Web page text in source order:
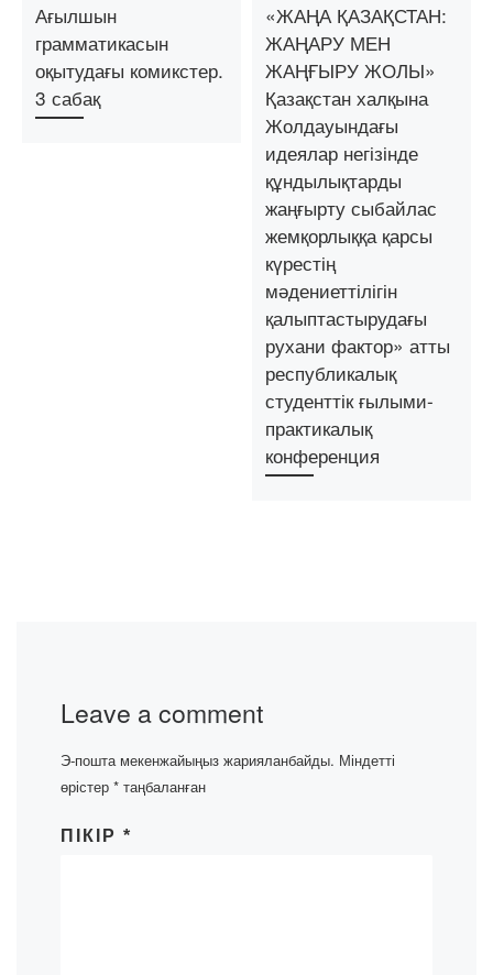
Ағылшын
грамматикасын
оқытудағы комикстер.
3 сабақ
«ЖАҢА ҚАЗАҚСТАН:
ЖАҢАРУ МЕН
ЖАҢҒЫРУ ЖОЛЫ»
Қазақстан халқына
Жолдауындағы
идеялар негізінде
құндылықтарды
жаңғырту сыбайлас
жемқорлыққа қарсы
күрестің
мәдениеттілігін
қалыптастырудағы
рухани фактор» атты
республикалық
студенттік ғылыми-
практикалық
конференция
Leave a comment
Э-пошта мекенжайыңыз жарияланбайды. Міндетті
өрістер * таңбаланған
ПІКІР *